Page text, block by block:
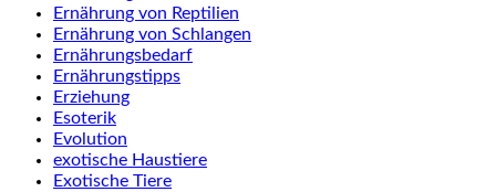
Ernährung von Reptilien
Ernährung von Schlangen
Ernährungsbedarf
Ernährungstipps
Erziehung
Esoterik
Evolution
exotische Haustiere
Exotische Tiere